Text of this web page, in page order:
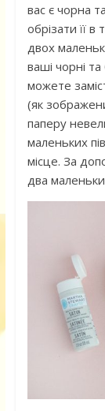
вас є чорна
обрізати її
двох
ваші чорні
можете
(як
паперу
маленьких
місце. За
два